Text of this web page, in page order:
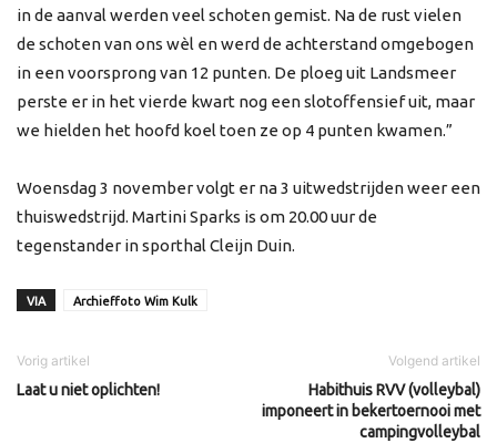
in de aanval werden veel schoten gemist. Na de rust vielen
de schoten van ons wèl en werd de achterstand omgebogen
in een voorsprong van 12 punten. De ploeg uit Landsmeer
perste er in het vierde kwart nog een slotoffensief uit, maar
we hielden het hoofd koel toen ze op 4 punten kwamen.”
Woensdag 3 november volgt er na 3 uitwedstrijden weer een
thuiswedstrijd. Martini Sparks is om 20.00 uur de
tegenstander in sporthal Cleijn Duin.
VIA Archieffoto Wim Kulk
Vorig artikel
Laat u niet oplichten!
Volgend artikel
Habithuis RVV (volleybal)
imponeert in bekertoernooi met
campingvolleybal